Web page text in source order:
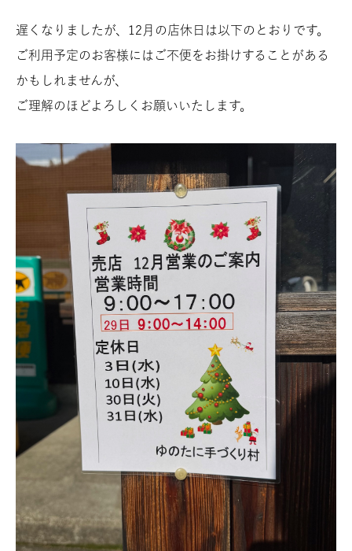
ゆのたに 手づくり村
企業向け宅配弁当
お知らせ
採用情報
お問い合わせ
遅くなりましたが、12月の店休日は以下のとおりです。
ご利用予定のお客様にはご不便をお掛けすることがある
かもしれませんが、
ご理解のほどよろしくお願いいたします。